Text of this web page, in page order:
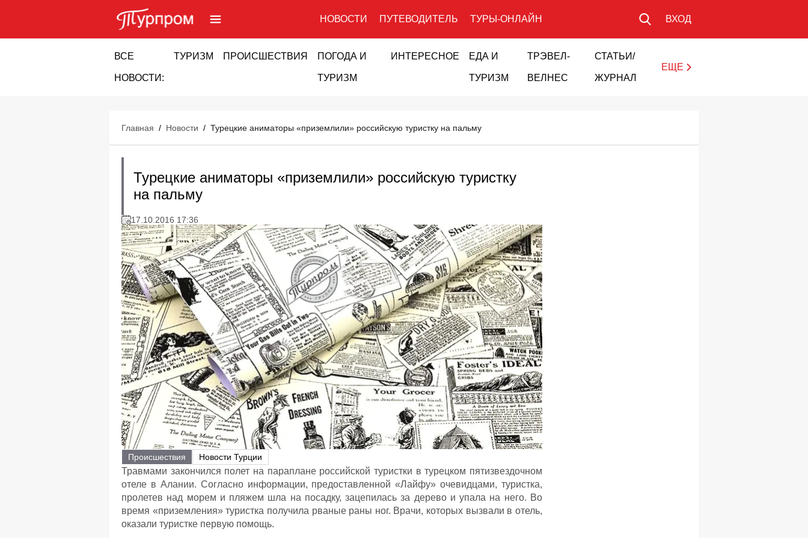
НОВОСТИ ПУТЕВОДИТЕЛЬ ТУРЫ-ОНЛАЙН ВХОД
ВСЕ
НОВОСТИ:
ТУРИЗМ ПРОИСШЕСТВИЯ ПОГОДА И
ТУРИЗМ
ИНТЕРЕСНОЕ ЕДА И
ТУРИЗМ
ТРЭВЕЛ-
ВЕЛНЕС
СТАТЬИ/
ЖУРНАЛ
ЕЩЕ
Главная / Новости / Турецкие аниматоры «приземлили» российскую туристку на пальму
Турецкие аниматоры «приземлили» российскую туристку
на пальму
17.10.2016 17:36
Происшествия Новости Турции
Травмами закончился полет на параплане российской туристки в турецком пятизвездочном
отеле в Алании. Согласно информации, предоставленной «Лайфу» очевидцами, туристка,
пролетев над морем и пляжем шла на посадку, зацепилась за дерево и упала на него. Во
время «приземления» туристка получила рваные раны ног. Врачи, которых вызвали в отель,
оказали туристке первую помощь.